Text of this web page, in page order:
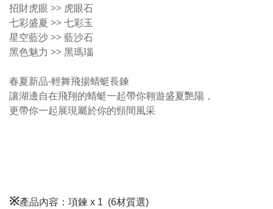
招財虎眼 >> 虎眼石
七彩盛夏 >> 七彩玉
星空藍沙 >> 藍沙石
黑色魅力 >> 黑瑪瑙
春夏新品-輕舞飛揚蜻蜓長鍊
讓湖邊自在飛翔的蜻蜓一起帶你翱遊盛夏艷陽，
更帶你一起展現屬於你的頸間風采
※產品內容：項鍊 x 1 (6材質選)